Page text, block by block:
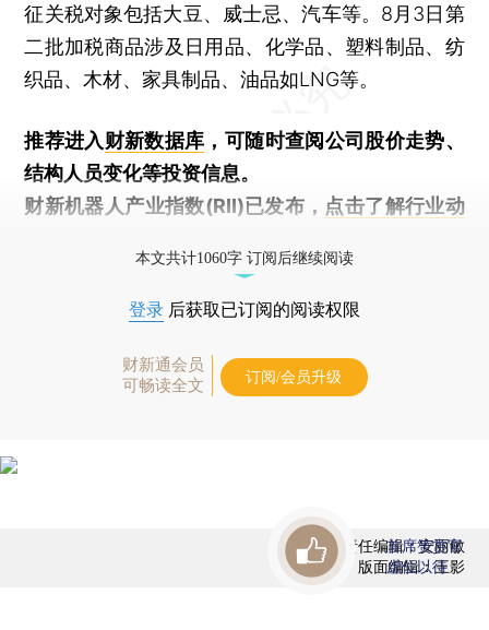
征关税对象包括大豆、威士忌、汽车等。8月3日第
二批加税商品涉及日用品、化学品、塑料制品、纺
织品、木材、家具制品、油品如LNG等。
推荐进入财新数据库 ，可随时查阅公司股价走势、
结构人员变化等投资信息。
财新机器人产业指数(RII)已发布， 点击了解行业动
本文共计1060字 订阅后继续阅读
登录 后获取已订阅的阅读权限
财新通会员
可畅读全文
订阅/会员升级
责任编辑：安丽敏
版面编辑：王影
首席赞赏官
虚位以待